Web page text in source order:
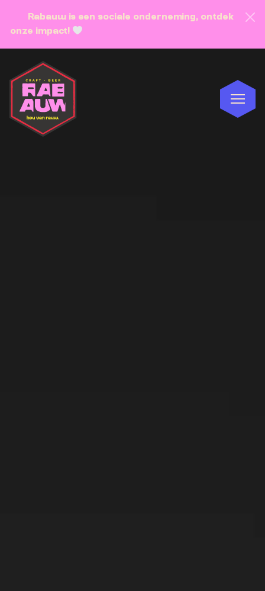
Rabauw is een sociale onderneming, ontdek
onze impact!